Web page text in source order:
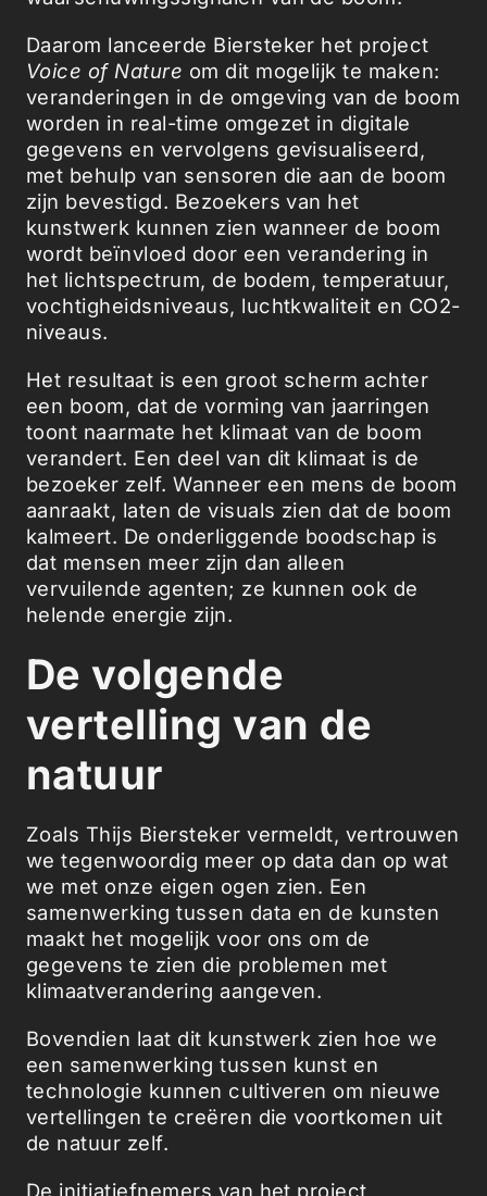
Daarom lanceerde Biersteker het project
Voice of Nature om dit mogelijk te maken:
veranderingen in de omgeving van de boom
worden in real-time omgezet in digitale
gegevens en vervolgens gevisualiseerd,
met behulp van sensoren die aan de boom
zijn bevestigd. Bezoekers van het
kunstwerk kunnen zien wanneer de boom
wordt beïnvloed door een verandering in
het lichtspectrum, de bodem, temperatuur,
vochtigheidsniveaus, luchtkwaliteit en CO2-
niveaus.
Het resultaat is een groot scherm achter
een boom, dat de vorming van jaarringen
toont naarmate het klimaat van de boom
verandert. Een deel van dit klimaat is de
bezoeker zelf. Wanneer een mens de boom
aanraakt, laten de visuals zien dat de boom
kalmeert. De onderliggende boodschap is
dat mensen meer zijn dan alleen
vervuilende agenten; ze kunnen ook de
helende energie zijn.
De volgende
vertelling van de
natuur
Zoals Thijs Biersteker vermeldt, vertrouwen
we tegenwoordig meer op data dan op wat
we met onze eigen ogen zien. Een
samenwerking tussen data en de kunsten
maakt het mogelijk voor ons om de
gegevens te zien die problemen met
klimaatverandering aangeven.
Bovendien laat dit kunstwerk zien hoe we
een samenwerking tussen kunst en
technologie kunnen cultiveren om nieuwe
vertellingen te creëren die voortkomen uit
de natuur zelf.
De initiatiefnemers van het project